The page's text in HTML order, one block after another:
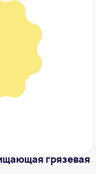
грязевая маска
грязевая